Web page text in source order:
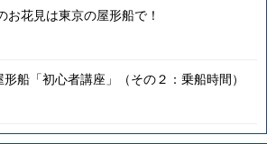
お花見は東京の屋形船で！
形船「初心者講座」（その２：乗船時間）